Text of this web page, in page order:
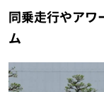
同乗走行やアワ
ム